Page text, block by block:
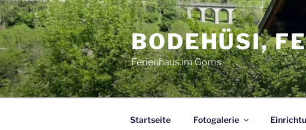
Zum
Inhalt
springen
BODEHÜSI,
Ferienhaus im Goms
Startseite Fotogalerie